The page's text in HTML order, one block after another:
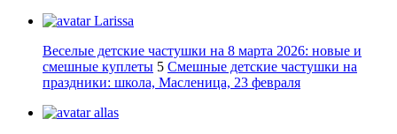
Larissa
Веселые детские частушки на 8 марта 2026: новые и
смешные куплеты 5 Смешные детские частушки на
праздники: школа, Масленица, 23 февраля
allas